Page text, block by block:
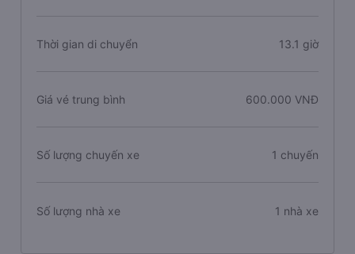
Thời gian di chuyển 13.1 giờ
Giá vé trung bình 600.000 VNĐ
Số lượng chuyến xe 1 chuyến
Số lượng nhà xe 1 nhà xe